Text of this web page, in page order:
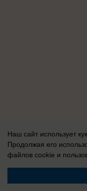
Наш сайт использует
Продолжая его
файлов cookie и